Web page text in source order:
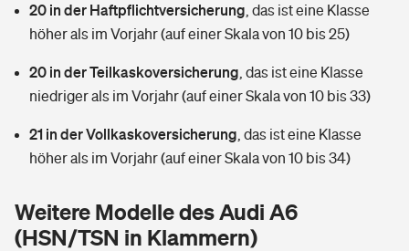
Wer versichert was: Jetzt Versicherer finden
Sie haben Fragen?
Mietkautionsversicherung
Restkreditversicherung
Zur Übersicht
Tools
Kinderinvalidität
Reiseversicherung
Pferdehalter-Haftpflicht
Handyversicherung
Tierkrankenversicherung
Sie haben Fragen?
20 in der Haftpflichtversicherung das ist eine Klasse
höher als im Vorjahr (auf einer Skala von 10 bis 25)
20 in der Teilkaskoversicherung das ist eine Klasse
niedriger als im Vorjahr (auf einer Skala von 10 bis 33)
21 in der Vollkaskoversicherung das ist eine Klasse
höher als im Vorjahr (auf einer Skala von 10 bis 34)
Weitere Modelle des Audi A6
(HSN/TSN in Klammern)